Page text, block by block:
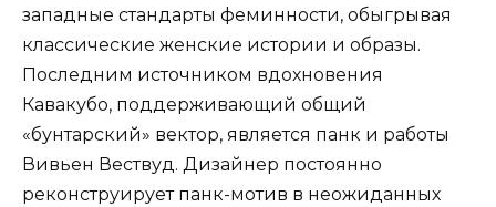
западные стандарты феминности, обыгрывая
классические женские истории и образы.
Последним источником вдохновения
Кавакубо, поддерживающий общий
«бунтарский» вектор, является панк и работы
Вивьен Вествуд. Дизайнер постоянно
реконструирует панк-мотив в неожиданных